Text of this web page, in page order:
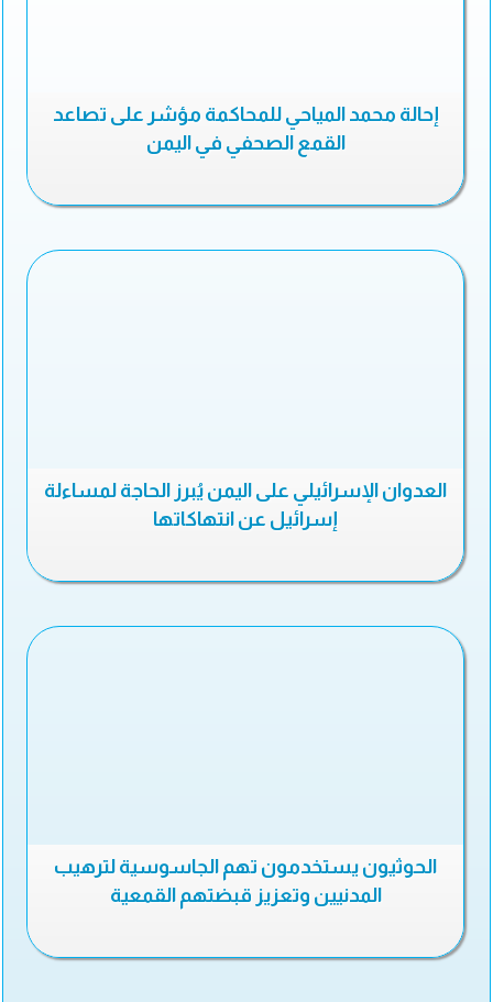
إحالة محمد المياحي للمحاكمة مؤشر على تصاعد
القمع الصحفي في اليمن
العدوان الإسرائيلي على اليمن يُبرز الحاجة لمساءلة
إسرائيل عن انتهاكاتها
الحوثيون يستخدمون تهم الجاسوسية لترهيب
المدنيين وتعزيز قبضتهم القمعية